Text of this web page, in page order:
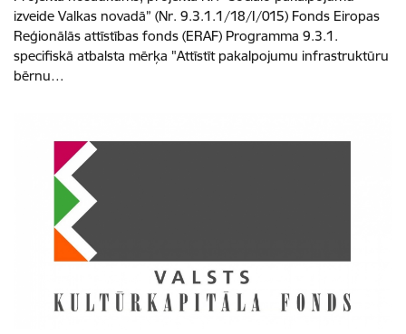
izveide Valkas novadā” (Nr. 9.3.1.1/18/I/015) Fonds Eiropas
Reģionālās attīstības fonds (ERAF) Programma 9.3.1.
specifiskā atbalsta mērķa "Attīstīt pakalpojumu infrastruktūru
bērnu…